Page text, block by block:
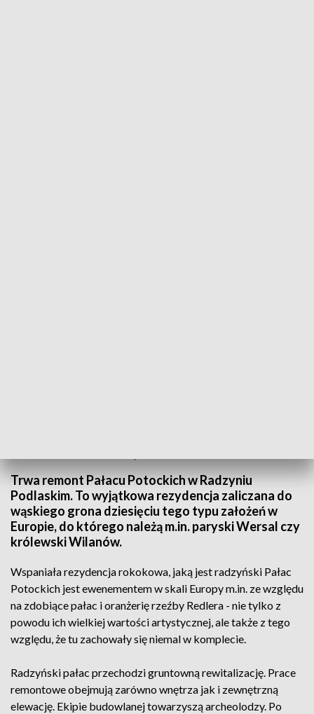
Trwa remont Pałacu Potockich w Radzyniu
Podlaskim. To wyjątkowa rezydencja zaliczana do
wąskiego grona dziesięciu tego typu założeń w
Europie, do którego należą m.in. paryski Wersal czy
królewski Wilanów.
Wspaniała rezydencja rokokowa, jaką jest radzyński Pałac
Potockich jest ewenementem w skali Europy m.in. ze względu
na zdobiące pałac i oranżerię rzeźby Redlera - nie tylko z
powodu ich wielkiej wartości artystycznej, ale także z tego
względu, że tu zachowały się niemal w komplecie.
Radzyński pałac przechodzi gruntowną rewitalizację. Prace
remontowe obejmują zarówno wnętrza jak i zewnętrzną
elewację. Ekipie budowlanej towarzyszą archeolodzy. Po